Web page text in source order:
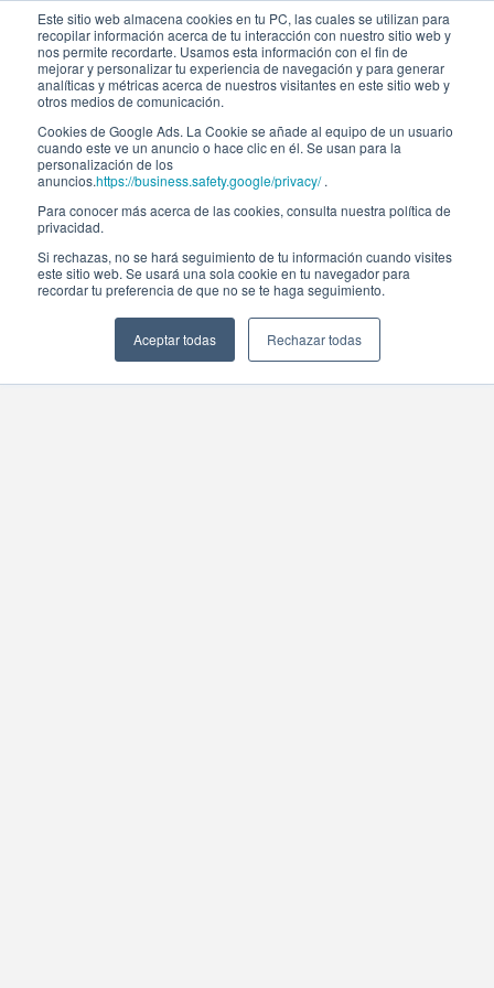
Este sitio web almacena cookies en tu PC, las cuales se utilizan para
recopilar información acerca de tu interacción con nuestro sitio web y
nos permite recordarte. Usamos esta información con el fin de
mejorar y personalizar tu experiencia de navegación y para generar
analíticas y métricas acerca de nuestros visitantes en este sitio web y
otros medios de comunicación.
Cookies de Google Ads. La Cookie se añade al equipo de un usuario
cuando este ve un anuncio o hace clic en él. Se usan para la
personalización de los
anuncios.https://business.safety.google/privacy/.
Para conocer más acerca de las cookies, consulta nuestra política de
privacidad.
Si rechazas, no se hará seguimiento de tu información cuando visites
este sitio web. Se usará una sola cookie en tu navegador para
recordar tu preferencia de que no se te haga seguimiento.
Aceptar todas Rechazar todas